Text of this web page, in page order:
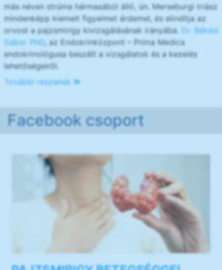
más néven strúma hármasából álló, ún. Merseburgi triász
mindenképp kiemelt figyelmet érdemel, és elindítja az
orvost a pajzsmirigy kivizsgálásának irányába. Dr. Békési
Gábor PhD, az Endokrinközpont – Prima Medica
endokrinológusa beszélt a vizsgálatok és a kezelés
lehetőségeiről.
További részletek
Facebook csoport